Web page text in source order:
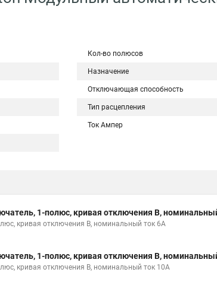
Кол-во полюсов
Назначение
Отключающая способность
Тип расцепления
Ток Ампер
1-полюс, кривая отключения B,
кривая отключения B, номинальный ток 6А
1-полюс, кривая отключения B,
кривая отключения B, номинальный ток 10А